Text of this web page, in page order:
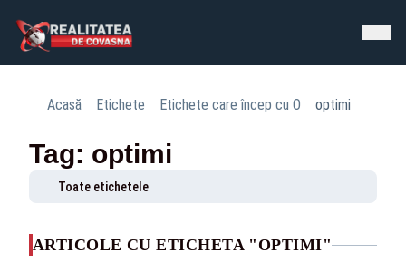
Acasă Etichete Etichete care încep cu O optimi
Tag: optimi
Toate etichetele
ARTICOLE CU ETICHETA "OPTIMI"